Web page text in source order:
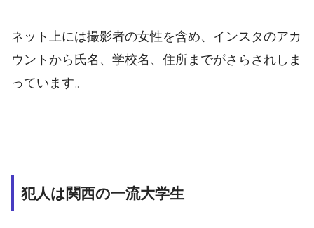
ネット上には撮影者の女性を含め、インスタのアカ
ウントから氏名、学校名、住所までがさらされしま
っています。
犯人は関西の一流大学生